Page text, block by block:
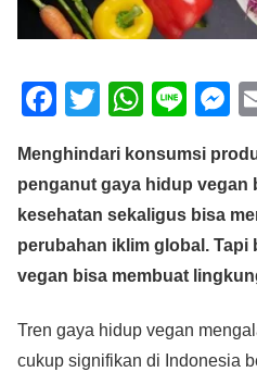
F
c
e
b
o
k
T
tt
er
W
at
s
A
p
Li
e
e
n
g
Menghindari konsumsi
penganut gaya hidup vegan
kesehatan sekaligus bisa
perubahan iklim global. Tapi
vegan bisa membuat
Tren gaya hidup vegan
cukup signifikan di Indonesia